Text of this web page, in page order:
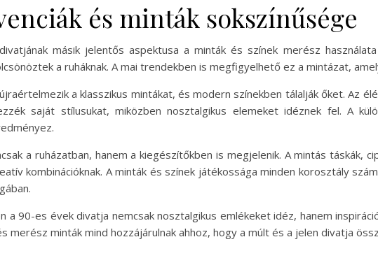
és minták sokszínűsége
másik jelentős aspektusa a minták és színek merész
a ruháknak. A mai trendekben is megfigyelhető ez a mintázat,
a klasszikus mintákat, és modern színekben tálalják őket. Az
saját stílusukat, miközben nosztalgikus elemeket idéznek fel. A
a ruházatban, hanem a kiegészítőkben is megjelenik. A mintás táskák,
kombinációknak. A minták és színek játékossága minden korosztály
a 90-es évek divatja nemcsak nosztalgikus emlékeket idéz, hanem
merész minták mind hozzájárulnak ahhoz, hogy a múlt és a jelen divatja